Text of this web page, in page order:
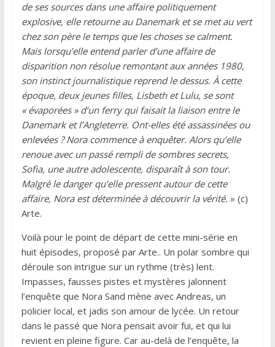
de ses sources dans une affaire politiquement
explosive, elle retourne au Danemark et se met au vert
chez son père le temps que les choses se calment.
Mais lorsqu’elle entend parler d’une affaire de
disparition non résolue remontant aux années 1980,
son instinct journalistique reprend le dessus. À cette
époque, deux jeunes filles, Lisbeth et Lulu, se sont
« évaporées » d’un ferry qui faisait la liaison entre le
Danemark et l’Angleterre. Ont-elles été assassinées ou
enlevées ? Nora commence à enquêter. Alors qu’elle
renoue avec un passé rempli de sombres secrets,
Sofia, une autre adolescente, disparaît à son tour.
Malgré le danger qu’elle pressent autour de cette
affaire, Nora est déterminée à découvrir la vérité. » (c)
Arte.
Voilà pour le point de départ de cette mini-série en
huit épisodes, proposé par Arte.. Un polar sombre qui
déroule son intrigue sur un rythme (très) lent.
Impasses, fausses pistes et mystères jalonnent
l’enquête que Nora Sand mène avec Andreas, un
policier local, et jadis son amour de lycée. Un retour
dans le passé que Nora pensait avoir fui, et qui lui
revient en pleine figure. Car au-delà de l’enquête, la